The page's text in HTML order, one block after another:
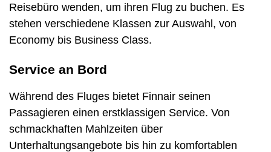
Reisebüro wenden, um ihren Flug zu buchen. Es
stehen verschiedene Klassen zur Auswahl, von
Economy bis Business Class.
Service an Bord
Während des Fluges bietet Finnair seinen
Passagieren einen erstklassigen Service. Von
schmackhaften Mahlzeiten über
Unterhaltungsangebote bis hin zu komfortablen